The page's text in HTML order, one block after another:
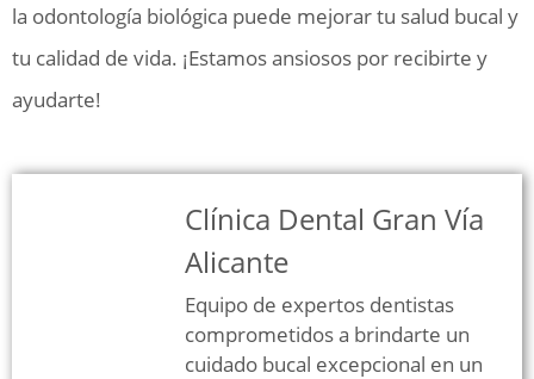
la odontología biológica puede mejorar tu salud bucal y
tu calidad de vida. ¡Estamos ansiosos por recibirte y
ayudarte!
Clínica Dental Gran Vía
Alicante
Equipo de expertos dentistas
comprometidos a brindarte un
cuidado bucal excepcional en un